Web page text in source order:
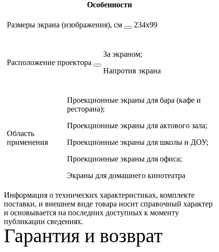
Особенности
Размеры экрана (изображения), см 234х99
Расположение проектора
За экраном;
Напротив экрана
Область
применения
Проекционные экраны для бара (кафе и
ресторана);
Проекционные экраны для актового зала;
Проекционные экраны для школы и ДОУ;
Проекционные экраны для офиса;
Экраны для домашнего кинотеатра
Информация о технических характеристиках, комплекте
поставки, и внешнем виде товара носит справочный характер
и основывается на последних доступных к моменту
публикации сведениях.
Гарантия и возврат